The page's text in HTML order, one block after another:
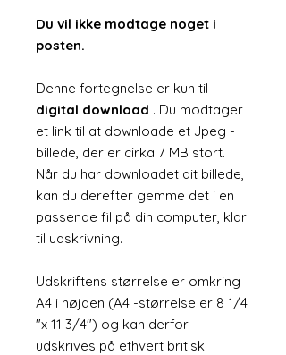
Du vil ikke modtage noget i
posten.
Denne fortegnelse er kun til
digital download . Du modtager
et link til at downloade et Jpeg -
billede, der er cirka 7 MB stort.
Når du har downloadet dit billede,
kan du derefter gemme det i en
passende fil på din computer, klar
til udskrivning.
Udskriftens størrelse er omkring
A4 i højden (A4 -størrelse er 8 1/4
"x 11 3/4") og kan derfor
udskrives på ethvert britisk